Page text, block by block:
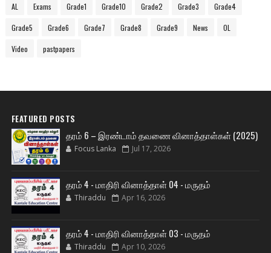
AL Exams Grade1 Grade10 Grade2 Grade3 Grade4
Grade5 Grade6 Grade7 Grade8 Grade9 News OL
Video pastpapers
FEATURED POSTS
தரம் 6 – இரண்டாம் தவணை வினாத்தாள்கள் (2025)
Focus Lanka Jul 17, 2026
தரம் 4 - மாதிரி வினாத்தாள் 04 - மருதம்
Thiraddu Apr 16, 2026
தரம் 4 - மாதிரி வினாத்தாள் 03 - மருதம்
Thiraddu Apr 10, 2026